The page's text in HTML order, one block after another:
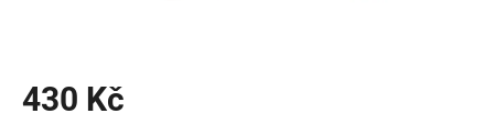
430 Kč